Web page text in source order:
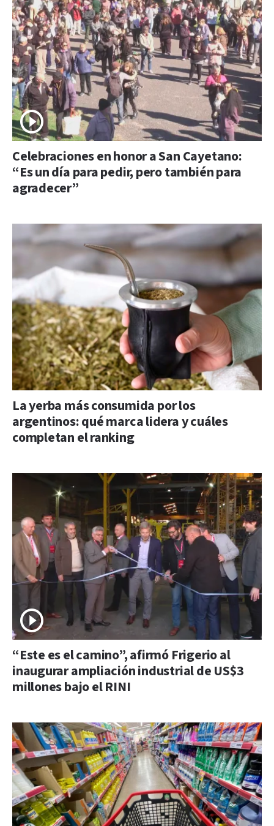
Celebraciones en honor a San Cayetano:
“Es un día para pedir, pero también para
agradecer”
La yerba más consumida por los
argentinos: qué marca lidera y cuáles
completan el ranking
“Este es el camino”, afirmó Frigerio al
inaugurar ampliación industrial de US$3
millones bajo el RINI